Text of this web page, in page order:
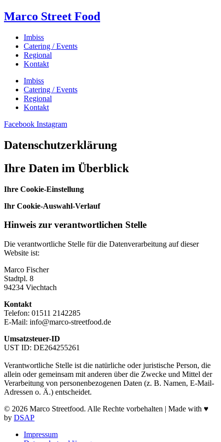
Marco Street Food
Imbiss
Catering / Events
Regional
Kontakt
Imbiss
Catering / Events
Regional
Kontakt
Facebook Instagram
Datenschutzerklärung
Ihre Daten im Überblick
Ihre Cookie-Einstellung
Ihr Cookie-Auswahl-Verlauf
Hinweis zur verantwortlichen Stelle
Die verantwortliche Stelle für die Datenverarbeitung auf dieser
Website ist:
Marco Fischer
Stadtpl. 8
94234 Viechtach
Kontakt
Telefon: 01511 2142285
E-Mail: info@marco-streetfood.de
Umsatzsteuer-ID
UST ID: DE264255261
Verantwortliche Stelle ist die natürliche oder juristische Person, die
allein oder gemeinsam mit anderen über die Zwecke und Mittel der
Verarbeitung von personenbezogenen Daten (z. B. Namen, E-Mail-
Adressen o. Ä.) entscheidet.
© 2026 Marco Streetfood. Alle Rechte vorbehalten | Made with ♥
by DSAP
Impressum